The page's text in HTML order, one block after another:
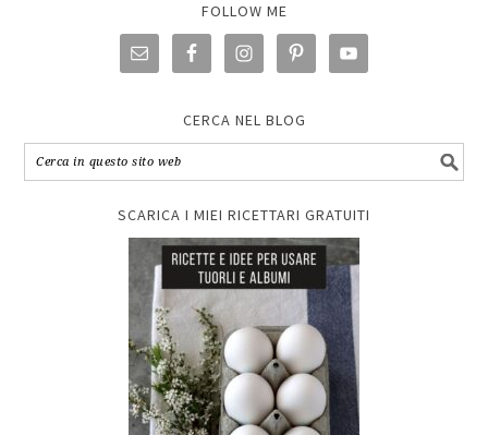
FOLLOW ME
CERCA NEL BLOG
SCARICA I MIEI RICETTARI GRATUITI